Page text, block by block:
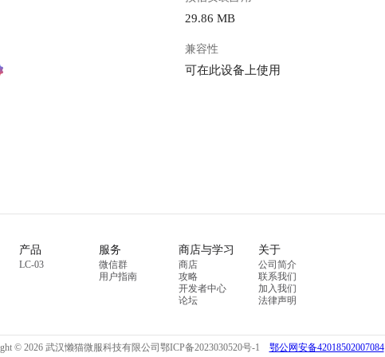
29.86 MB
兼容性
可在此设备上使用
产品
LC-03
服务
微信群
用户指南
商店与学习
商店
攻略
开发者中心
论坛
关于
公司简介
联系我们
加入我们
法律声明
© 2026 武汉懒猫微服科技有限公司 鄂ICP备2023030520号-1 鄂公网安备42018502007084